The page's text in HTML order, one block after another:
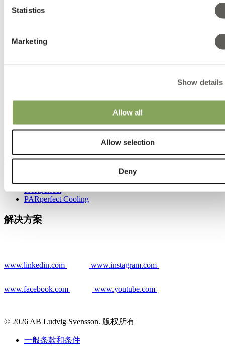
Statistics
Marketing
Show details
Allow all
Allow selection
Deny
Luxous 节能幕布
Solaro 遮阳幕布
解决方案
Energy Monitor
PARperfect
PARperfect Cooling
解决方案
www.linkedin.com www.instagram.com
www.facebook.com www.youtube.com
© 2026 AB Ludvig Svensson. 版权所有
一般条款和条件